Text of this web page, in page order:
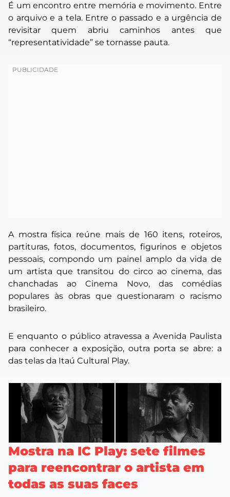
É um encontro entre memória e movimento. Entre
o arquivo e a tela. Entre o passado e a urgência de
revisitar quem abriu caminhos antes que
“representatividade” se tornasse pauta.
A mostra física reúne mais de 160 itens, roteiros,
partituras, fotos, documentos, figurinos e objetos
pessoais, compondo um painel amplo da vida de
um artista que transitou do circo ao cinema, das
chanchadas ao Cinema Novo, das comédias
populares às obras que questionaram o racismo
brasileiro.
E enquanto o público atravessa a Avenida Paulista
para conhecer a exposição, outra porta se abre: a
das telas da Itaú Cultural Play.
Mostra na IC Play: sete filmes
para reencontrar o artista em
todas as suas faces